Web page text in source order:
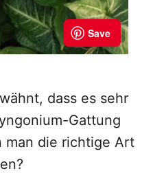
dass es sehr
Gattung
man die richtige Art